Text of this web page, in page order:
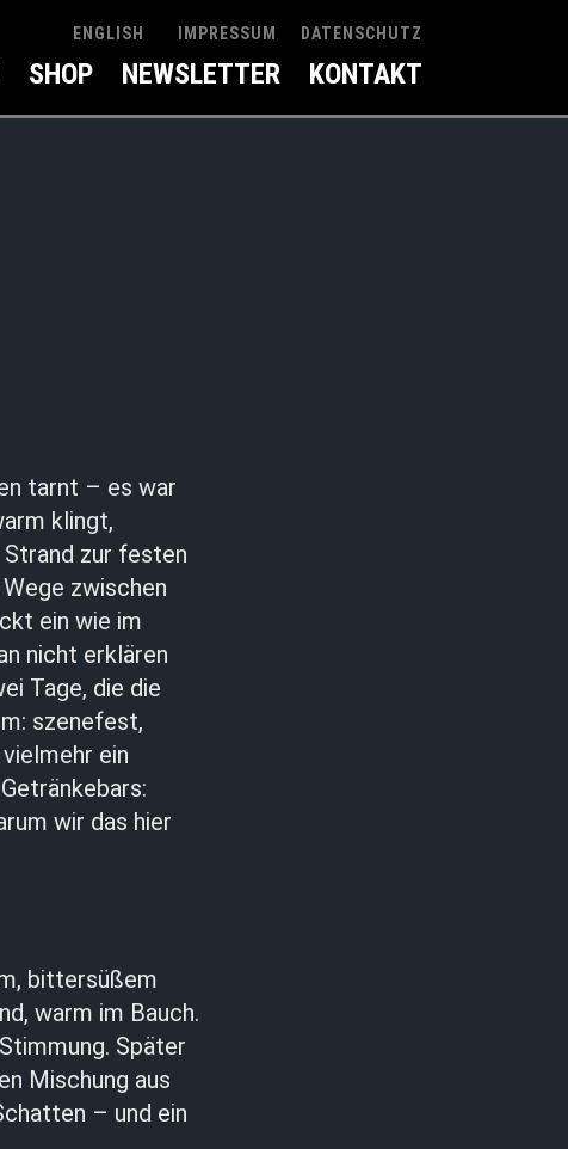
ENGLISH IMPRESSUM DATENSCHUTZ
SHOP NEWSLETTER KONTAKT
tarnt – es war
klingt,
zur festen
zwischen
ein wie im
nicht erklären
Tage, die die
szenefest,
ein
wir das hier
bittersüßem
warm im Bauch.
Später
Mischung aus
– und ein